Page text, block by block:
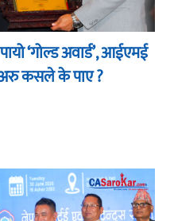
‘गोल्ड अवार्ड’, आईएमई
अरु कसले के पाए ?